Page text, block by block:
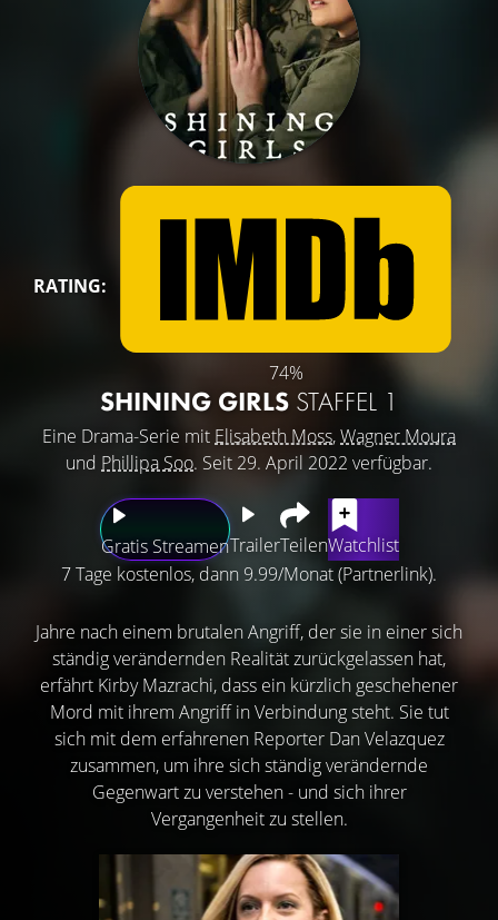
RATING:
74%
SHINING GIRLS STAFFEL 1
Eine Drama-Serie mit Elisabeth Moss,Wagner Moura
und Phillipa Soo. Seit 29. April 2022 verfügbar.
Gratis StreamenTrailerTeilenWatchlist
7 Tage kostenlos, dann 9.99/Monat (Partnerlink).
Jahre nach einem brutalen Angriff, der sie in einer sich
ständig verändernden Realität zurückgelassen hat,
erfährt Kirby Mazrachi, dass ein kürzlich geschehener
Mord mit ihrem Angriff in Verbindung steht. Sie tut
sich mit dem erfahrenen Reporter Dan Velazquez
zusammen, um ihre sich ständig verändernde
Gegenwart zu verstehen - und sich ihrer
Vergangenheit zu stellen.